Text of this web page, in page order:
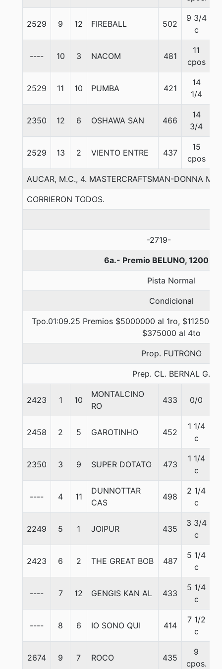
2529 9 12 FIREBALL 502
9 3/4
c
---- 10 3 NACOM 481
11
cpos
2529 11 10 PUMBA 421
14
1/4
2350 12 6 OSHAWA SAN 466
14
3/4
2529 13 2 VIENTO ENTRE 437
15
cpos
AUCAR, M.C., 4. MASTERCRAFTSMAN-DONNA
CORRIERON TODOS.
-2719-
6a.- Premio BELUNO, 1200
Pista Normal
Condicional
Tpo.01:09.25 Premios $5000000 al 1ro,
$375000 al 4to
Prop. FUTRONO
Prep. CL. BERNAL G.
2423 1 10
MONTALCINO
RO
433 0/0
2458 2 5 GAROTINHO 452
1 1/4
c
2350 3 9 SUPER DOTATO 473
1 1/4
c
---- 4 11
DUNNOTTAR
CAS
498
2 1/4
c
2249 5 1 JOIPUR 435
3 3/4
c
2423 6 2 THE GREAT BOB 487
5 1/4
c
---- 7 12 GENGIS KAN AL 433
5 1/4
c
---- 8 6 IO SONO QUI 414
7 1/2
c
2674 9 7 ROCO 435
9
cpos.